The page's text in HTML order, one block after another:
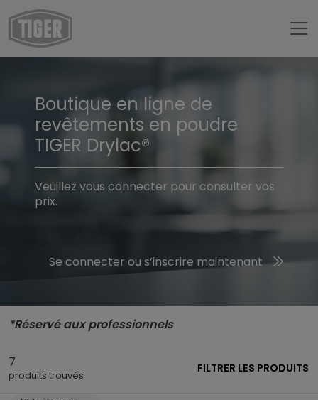
Boutique en ligne de
revêtements en poudre
TIGER Drylac®
Veuillez vous connecter pour consulter vos
prix.
Se connecter ou s’inscrire maintenant
*Réservé aux professionnels
7
produits trouvés
FILTRER LES PRODUITS